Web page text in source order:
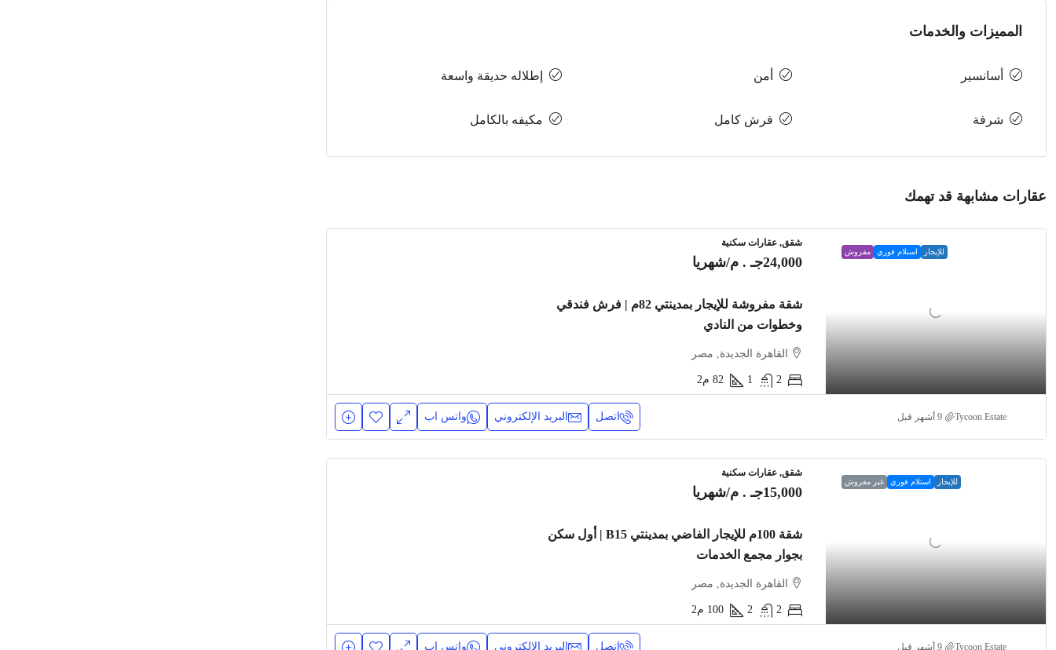
المميزات والخدمات
أسانسير أمن إطلاله حديقة واسعة
شرفة فرش كامل مكيفه بالكامل
عقارات مشابهة قد تهمك
للإيجار استلام فوري مفروش
شقق, عقارات سكنية
24,000جـ . م /شهريا
شقة مفروشة للإيجار بمدينتي 82م | فرش فندقي
وخطوات من النادي
القاهرة الجديدة, مصر
2
1
82 م2
Tycoon Estate اتصل البريد الإلكتروني واتس اب
للإيجار استلام فوري غير مفروش
شقق, عقارات سكنية
15,000جـ . م /شهريا
شقة 100م للإيجار الفاضي بمدينتي B15 | أول سكن
بجوار مجمع الخدمات
القاهرة الجديدة, مصر
2
2
100 م2
Tycoon Estate اتصل البريد الإلكتروني واتس اب